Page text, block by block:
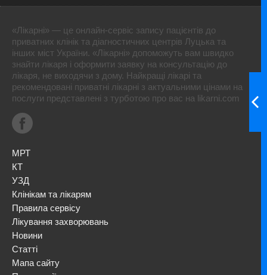
«Лікарні» — це онлайн-сервіс запису пацієнтів до
приватних клінік та діагностичних центрів Луцька та
інших міст України. «Лікарні» допоможуть вам швидко
знайти лікаря і оформити заявку на консультацію до
лікаря, не виходячи з дому. Найкращі лікарі та
рекомендовані приватні лікарні з актуальними цінами на
послуги представлені з турботою про вас на likarni.com
МРТ
КТ
УЗД
Клінікам та лікарям
Правила сервісу
Лікування захворювань
Новини
Статті
Мапа сайту